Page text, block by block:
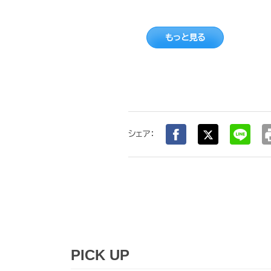
もっと見る
シェア：
PICK UP